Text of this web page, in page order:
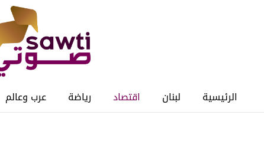
الرئيسية لبنان اقتصاد رياضة عرب وعالم